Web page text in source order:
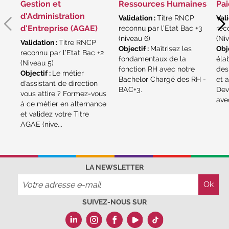
candidats, inscrivez-vous !
|
Participez à nosprochains évènements
2026-2027
|
Candidatez
pour la rentrée 2026
2026-2027 :
consultez toutes les dates
Trouvez votre employeur :
notre Job Board
|
Faites le point
sur votre avenir pro :
bilan de compétences
#IFAides
découvrez nos aides
2026-2027
|
pour la rentrée 2026
|
Rentrées
2026-2027 :
consultez toutes les dates
Trouvez votre employeur :
notre Job Board
|
Faites le point
sur votre avenir pro :effectuez votre
Gestion et
d’Administration
d’Entreprise (AGAE)
Validation :Titre RNCP
reconnu par l’Etat Bac +2
(Niveau 5)
Objectif : Le métier
d'assistant de direction
vous attire ? Formez-vous
à ce métier en alternance
et validez votre Titre
AGAE (nive...
Ressources Humaines
Validation :Titre RNCP
reconnu par l’Etat Bac +3
(niveau 6)
Objectif : Maîtrisez les
fondamentaux de la
fonction RH avec notre
Bachelor Chargé des RH -
BAC+3.
et
LA NEWSLETTER
SUIVEZ-NOUS SUR